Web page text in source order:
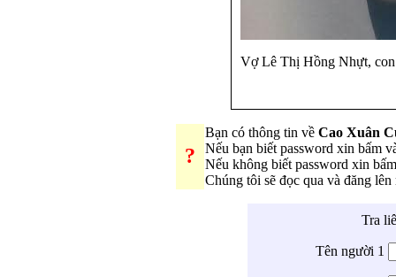
Vợ Lê Thị Hồng Nhựt,
?
Bạn có thông tin về Cao Xuân
Nếu bạn biết password xin bấm
Nếu không biết password xin
Chúng tôi sẽ đọc qua và đăng lên
Tra
Tên người 1